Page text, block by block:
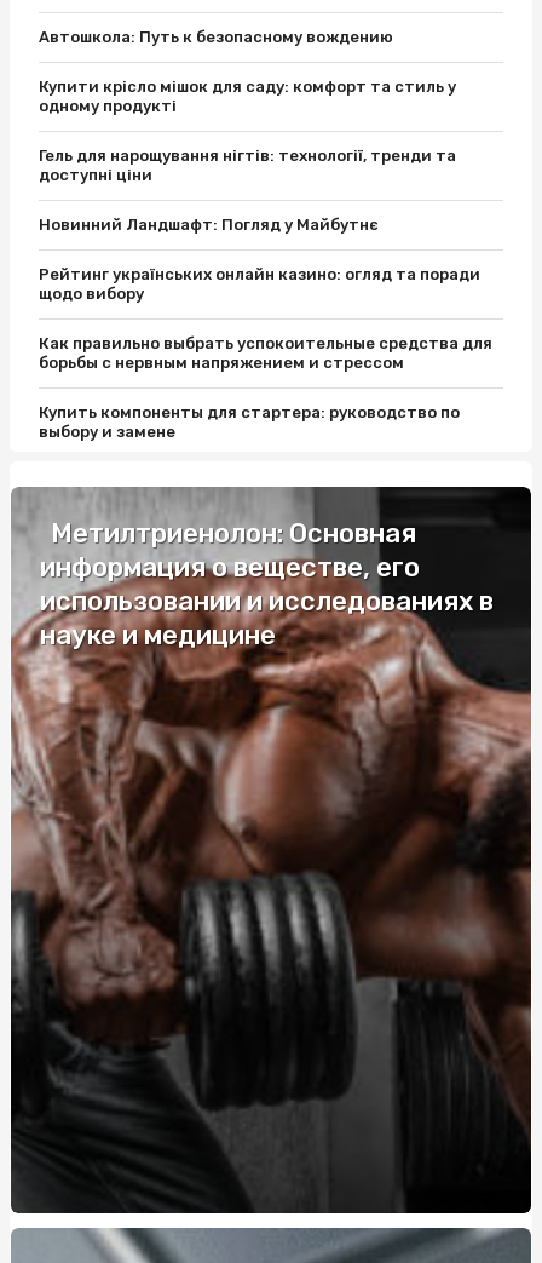
Автошкола: Путь к безопасному вождению
Купити крісло мішок для саду: комфорт та стиль у
одному продукті
Гель для нарощування нігтів: технології, тренди та
доступні ціни
Новинний Ландшафт: Погляд у Майбутнє
Рейтинг українських онлайн казино: огляд та поради
щодо вибору
Как правильно выбрать успокоительные средства для
борьбы с нервным напряжением и стрессом
Купить компоненты для стартера: руководство по
выбору и замене
стиль и защита от дождя
Де і за якою ціною купити габіон: від виробника до
монтажу
Саркофаги Київ: Традиції та сучасність
Преимущества использования самосвальных
полуприцепов в строительстве и сельском хозяйстве
Серебряные кулоны с именем: стиль, символика и
значение
Автошкола Константа-ГС: обучитесь вождению на
Виноградаре с комфортом и уверенностью
Як просування сайтів в Інтернеті здатне зробити
бізнес більш прибутковим
Найкращі Труни в Києві: Як Обрати Ідеальний Варіант
для Останнього Шляху
Як відремонтувати лобовое скло: найкращі сервіси
Курси поліграфологів: шлях до затребуваної професії в
Україні
Заміна лобового скла в Києві: коли, чому і де краще
зробити
Marshall: культовий звук, легендарний дизайн і
Метилтриенолон: Основная
информация о веществе, его
использовании и исследованиях в
науке и медицине